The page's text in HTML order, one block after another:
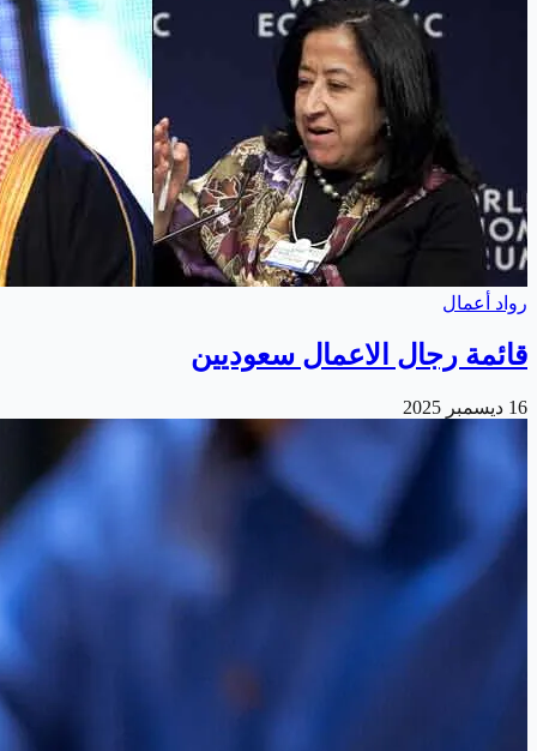
رواد أعمال
قائمة رجال الاعمال سعوديين
16 ديسمبر 2025